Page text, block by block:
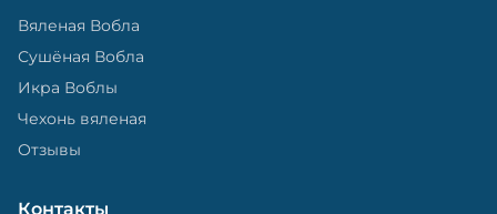
Вяленая Вобла
Сушёная Вобла
Икра Воблы
Чехонь вяленая
Отзывы
Контакты